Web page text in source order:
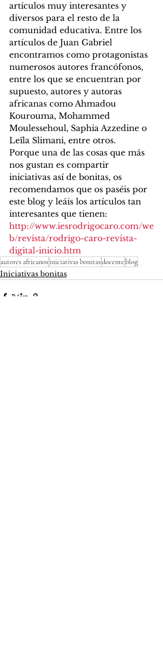
artículos muy interesantes y
diversos para el resto de la
comunidad educativa. Entre los
artículos de Juan Gabriel
encontramos como protagonistas
numerosos autores francófonos,
entre los que se encuentran por
supuesto, autores y autoras
africanas como Ahmadou
Kourouma, Mohammed
Moulessehoul, Saphia Azzedine o
Leïla Slimani, entre otros.
Porque una de las cosas que más
nos gustan es compartir
iniciativas así de bonitas, os
recomendamos que os paséis por
este blog y leáis los artículos tan
interesantes que tienen:
http://www.iesrodrigocaro.com/we
b/revista/rodrigo-caro-revista-
digital-inicio.htm
autores africanos iniciativas bonitasdocenteblog
Iniciativas bonitas